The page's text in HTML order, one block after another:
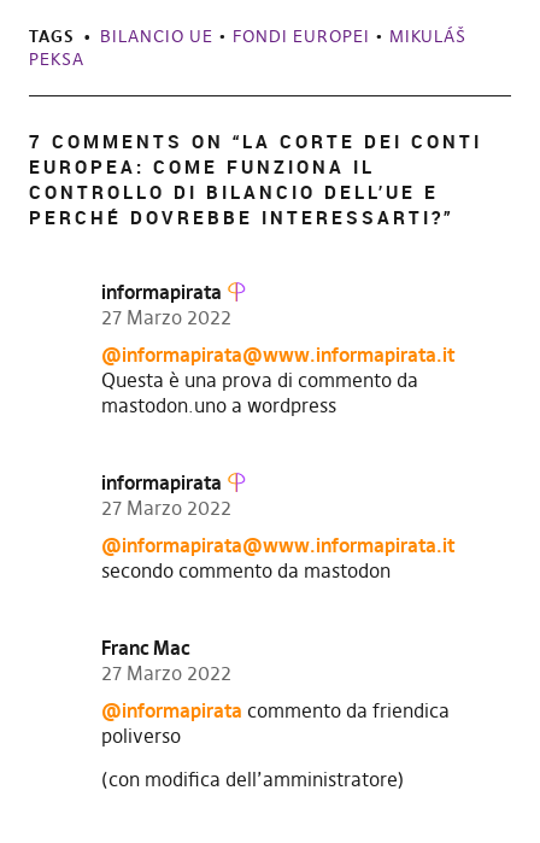
TAGS BILANCIO UE • FONDI EUROPEI • MIKULÁŠ
PEKSA
7 COMMENTS ON “ LA CORTE DEI CONTI
EUROPEA: COME FUNZIONA IL
CONTROLLO DI BILANCIO DELL’UE E
PERCHÉ DOVREBBE INTERESSARTI?”
informapirata
27 Marzo 2022
@informapirata@www.informapirata.it
Questa è una prova di commento da
mastodon.uno a wordpress
informapirata
27 Marzo 2022
@informapirata@www.informapirata.it
secondo commento da mastodon
Franc Mac
27 Marzo 2022
@informapirata commento da friendica
poliverso
(con modifica dell’amministratore)